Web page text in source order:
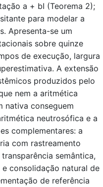
a + bI (Teorema 2);
para modelar a
Apresenta-se um
sobre quinze
de execução, largura
A extensão
produzidos pelo
nem a aritmética
nativa conseguem
neutrosófica e a
complementares: a
com rastreamento
semântica,
consolidação natural de
de referência